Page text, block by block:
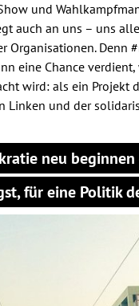
und
auch an uns – uns
Organisationen. Denn
eine Chance verdient,
wird: als ein Projekt
Linken und der
neu beginnen
für eine Politik